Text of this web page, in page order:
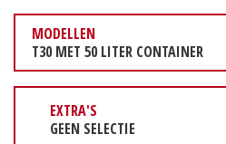
MODELLEN
T30 MET 50 LITER CONTAINER
EXTRA'S
GEEN SELECTIE